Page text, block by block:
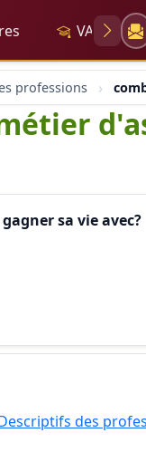
VAE
professions
sa vie avec?
des